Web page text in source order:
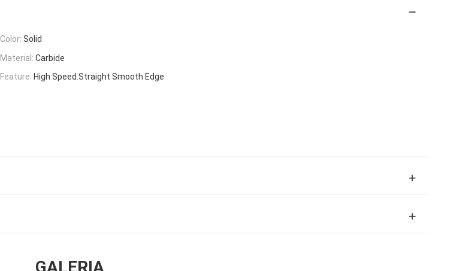
Color: Solid
Material: Carbide
Feature: High Speed.Straight Smooth Edge
GALERIA